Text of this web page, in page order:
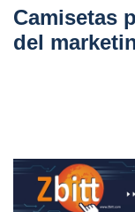
Camisetas
del